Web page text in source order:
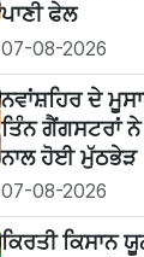
ਪਾਣੀ ਫੇਲ
07-08-2026
ਨਵਾਂਸ਼ਹਿਰ ਦੇ
ਤਿੰਨ ਗੈਂਗਸਟਰਾਂ
ਨਾਲ ਹੋਈ ਮੁੱਠਭੇੜ
07-08-2026
ਕਿਰਤੀ ਕਿਸਾਨ